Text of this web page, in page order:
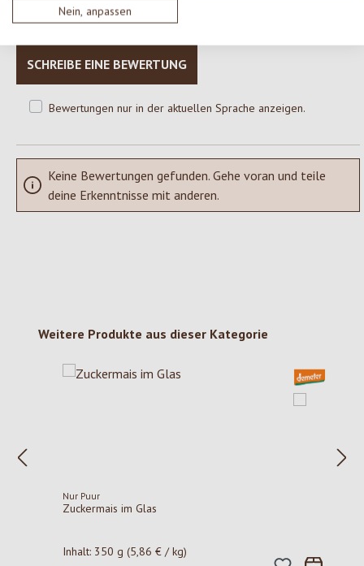
Nein, anpassen
Teile deine Erfahrungen mit dem Produkt mit anderen Kunden.
SCHREIBE EINE BEWERTUNG
Bewertungen nur in der aktuellen Sprache anzeigen.
Keine Bewertungen gefunden. Gehe voran und teile
deine Erkenntnisse mit anderen.
Produktgalerie überspringen
Weitere Produkte aus dieser Kategorie
Nur Puur
Zuckermais im Glas
Inhalt: 350 g(5,86 € / kg)